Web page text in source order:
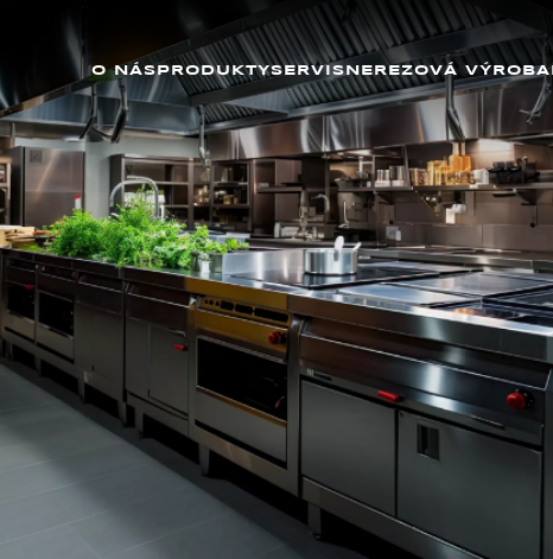
O NÁSPRODUKTYSERVIS NEREZOVÁ VÝROBA